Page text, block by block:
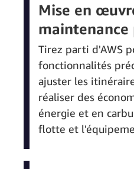
Mise en
Tirez parti d'AWS
fonctionnalités
ajuster les
réaliser des
énergie et en
flotte et